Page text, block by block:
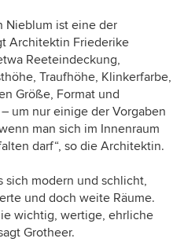
Nieblum ist eine der
Architektin Friederike
Reeteindeckung,
Traufhöhe, Klinkerfarbe,
Größe, Format und
um nur einige der Vorgaben
man sich im Innenraum
darf“, so die Architektin.
sich modern und schlicht,
und doch weite Räume.
wichtig, wertige, ehrliche
Grotheer.